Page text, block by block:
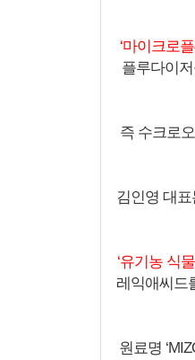
‘마이크로
플루다이
즉 수크로
김인영 대
‘유기농 식
레익애씨드
원료명